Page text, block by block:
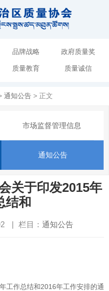
品牌战略 政府质量奖
质量教育 质量诚信
通知公告 > 正文
市场监督管理信息
通知公告
关于印发2015年
结和
栏目： 通知公告
工作总结和2016年工作安排的通